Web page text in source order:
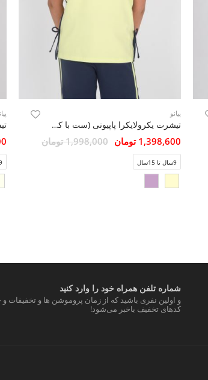
پیانو
تیشرت یکرولایکرا پاپیونی (ست با کد10638)
1,398,600 تومان 1,998,000 تومان
9سال تا 15سال 9سال
شماره تلفن همراه خود را وارد کنید
و اولین نفری باشید که از زمان پروموشن ها و تخفیفات
کدهای تخفیف باخبر می‌شود!